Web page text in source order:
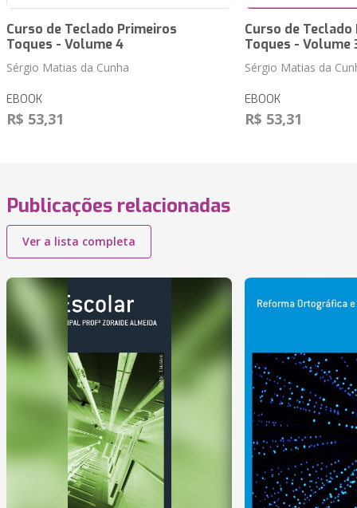
Curso de Teclado Primeiros
Toques - Volume 4
Sérgio Matias da Cunha
EBOOK
R$ 53,31
Curso de
Toques - Volume
Sérgio Matias da
EBOOK
R$ 53,31
Publicações relacionadas
Ver a lista completa